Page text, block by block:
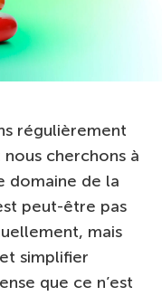
régulièrement
cherchons à
domaine de la
peut-être pas
mais
simplifier
que ce n’est